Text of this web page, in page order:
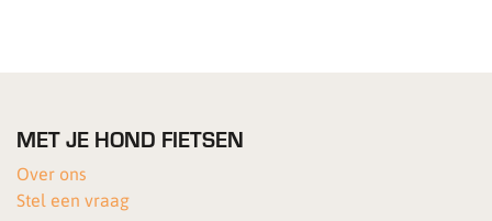
MET JE HOND FIETSEN
Over ons
Stel een vraag